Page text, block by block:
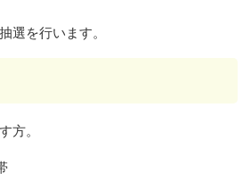
選を行います。
方。